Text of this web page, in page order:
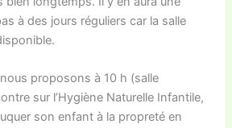
à des jours réguliers car la salle
proposons à 10 h (salle
sur l’Hygiène Naturelle Infantile,
son enfant à la propreté en